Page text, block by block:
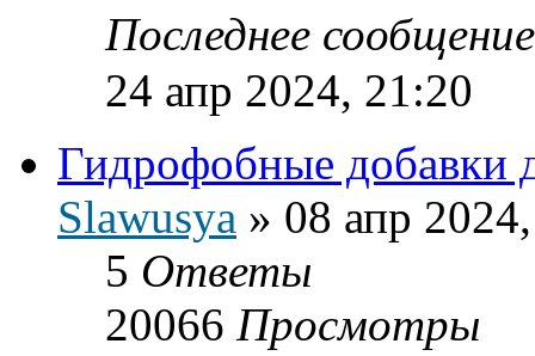
Последнее
24 апр 2024, 21:20
Гидрофобные добавки
Slawusya » 08 апр
5 Ответы
20066 Просмотры